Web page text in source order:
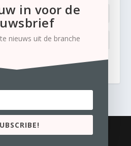
kwijt
Content Media
in voor de
nieuws uit de branche